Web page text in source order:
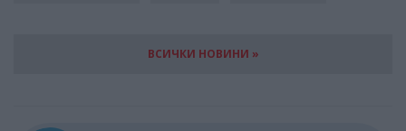
ВСИЧКИ НОВИНИ »